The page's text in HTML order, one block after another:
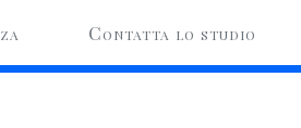
Contatta lo studio